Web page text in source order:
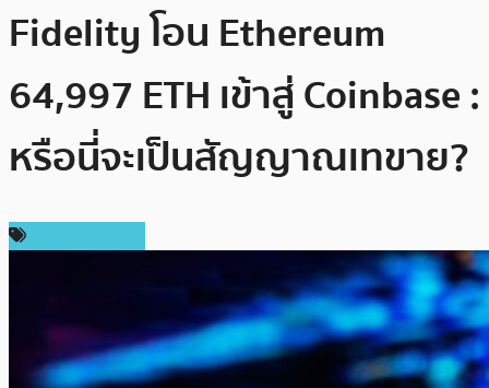
Fidelity โอน Ethereum
64,997 ETH เข้าสู่ Coinbase :
หรือนี่จะเป็นสัญญาณเทขาย?